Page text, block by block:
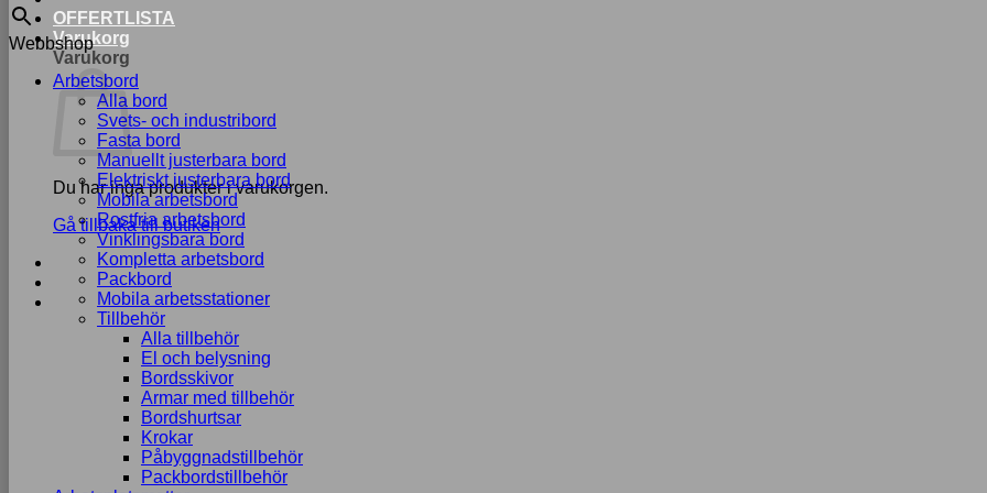
OFFERTLISTA
Varukorg
Varukorg
Du har inga produkter i varukorgen.
Gå tillbaka till butiken
Webbshop
Arbetsbord
Alla bord
Svets- och industribord
Fasta bord
Manuellt justerbara bord
Elektriskt justerbara bord
Mobila arbetsbord
Rostfria arbetsbord
Vinklingsbara bord
Kompletta arbetsbord
Packbord
Mobila arbetsstationer
Tillbehör
Alla tillbehör
El och belysning
Bordsskivor
Armar med tillbehör
Bordshurtsar
Krokar
Påbyggnadstillbehör
Packbordstillbehör